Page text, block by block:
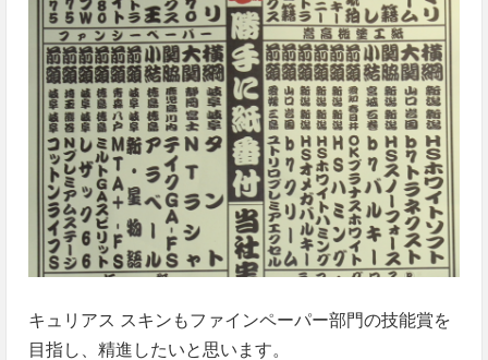
キュリアス スキンもファインペーパー部門の技能賞を
目指し、精進したいと思います。